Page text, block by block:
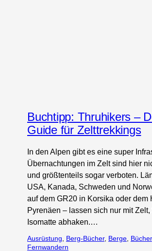
Buchtipp: Thruhikers –
Guide für Zelttrekkings
In den Alpen gibt es eine super
Übernachtungen im Zelt sind hier
und größtenteils sogar verboten.
USA, Kanada, Schweden und
auf dem GR20 in Korsika oder dem
Pyrenäen – lassen sich nur mit
Isomatte abhaken.…
Ausrüstung Berg-Bücher, Berge Bücher
Fernwandern